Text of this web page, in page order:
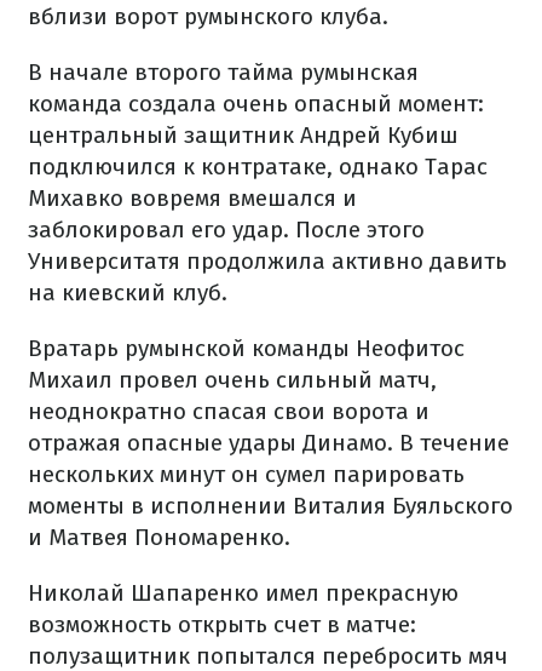
вблизи ворот румынского клуба.
В начале второго тайма румынская
команда создала очень опасный момент:
центральный защитник Андрей Кубиш
подключился к контратаке, однако Тарас
Михавко вовремя вмешался и
заблокировал его удар. После этого
Университатя продолжила активно давить
на киевский клуб.
Вратарь румынской команды Неофитос
Михаил провел очень сильный матч,
неоднократно спасая свои ворота и
отражая опасные удары Динамо. В течение
нескольких минут он сумел парировать
моменты в исполнении Виталия Буяльского
и Матвея Пономаренко.
Николай Шапаренко имел прекрасную
возможность открыть счет в матче:
полузащитник попытался перебросить мяч